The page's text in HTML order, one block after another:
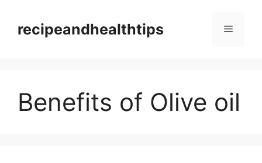
contentrecipeandhealthtips Menu
Benefits of Olive oil